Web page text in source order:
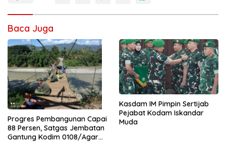
Baca Juga
Progres Pembangunan Capai
88 Persen, Satgas Jembatan
Gantung Kodim 0108/Agara
Kasdam IM Pimpin Sertijab
Pejabat Kodam Iskandar
Muda